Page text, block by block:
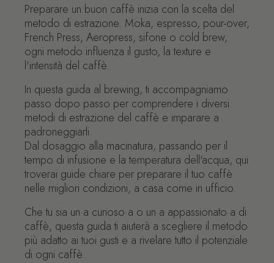
Preparare un buon caffè inizia con la scelta del
metodo di estrazione. Moka, espresso, pour-over,
French Press, Aeropress, sifone o cold brew,
ogni metodo influenza il gusto, la texture e
l'intensità del caffè.
In questa guida al brewing, ti accompagniamo
passo dopo passo per comprendere i diversi
metodi di estrazione del caffè e imparare a
padroneggiarli.
Dal dosaggio alla macinatura, passando per il
tempo di infusione e la temperatura dell'acqua, qui
troverai guide chiare per preparare il tuo caffè
nelle migliori condizioni, a casa come in ufficio.
Che tu sia un·a curioso·a o un·a appassionato·a di
caffè, questa guida ti aiuterà a scegliere il metodo
più adatto ai tuoi gusti e a rivelare tutto il potenziale
di ogni caffè.